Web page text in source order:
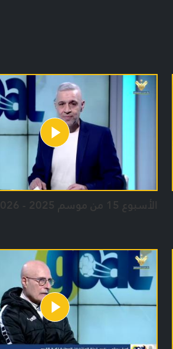
الأسبوع 15 من موسم 2025 - 2026